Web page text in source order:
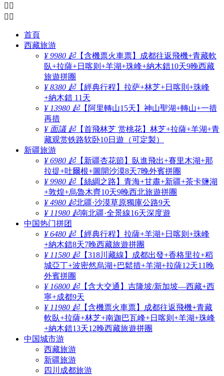
 
 
首頁
西藏旅游
¥ 9980 起【含機票火車票】成都往返飛機+青藏軟
臥+拉薩+日喀则+羊湖+珠峰+納木錯10天9晚西藏
旅遊拼團
¥ 8380 起【經典行程】拉萨+林芝+日喀則+珠峰
+納木錯 11天
¥ 13980 起【阿里轉山15天】神山聖湖+轉山+一措
再措
¥ 面議 起【首飛林芝 赏桃花】林芝+拉薩+羊湖+青
藏观赏铁路软卧10日遊（可定製）
新疆旅游
¥ 6980 起【新疆杏花節】臥進飛出+賽里木湖+那
拉提+吐爾根+圖開沙漠8天7晚外賓拼團
¥ 9980 起【絲綢之路】青海+甘肅+新疆+茶卡鹽湖
+敦煌+烏魯木齊10天9晚西北旅遊拼團
¥ 4980 起北疆·沙漠草原獨庫公路9天
¥ 11980 起南北疆·全景線16天深度遊
中国热门拼团
¥ 6480 起【經典行程】拉薩+羊湖+日喀则+珠峰
+納木錯8天7晚西藏旅遊拼團
¥ 11580 起【318川藏線】成都出發+香格里拉+稻
城亞丁+波密然烏湖+巴鬆措+羊湖+拉薩12天11晚
外賓拼團
¥ 16800 起【含大交通】吉隆坡/新加坡—西藏+西
寧+成都9天
¥ 11980 起【含機票火車票】成都往返飛機+青藏
軟臥+拉薩+林芝+南迦巴瓦峰+日喀则+羊湖+珠峰
+納木錯13天12晚西藏旅遊拼團
中国城市游
西藏旅游
新疆旅游
四川成都旅游